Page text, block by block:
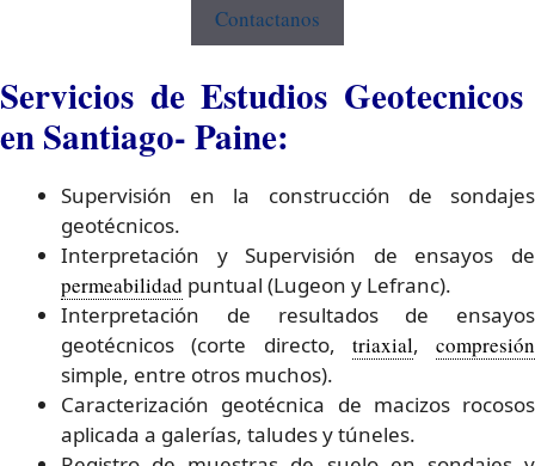
Contactanos
Servicios de Estudios Geotecnicos
en Santiago- Paine:
Supervisión en la construcción de sondajes
geotécnicos.
Interpretación y Supervisión de ensayos de
permeabilidad puntual (Lugeon y Lefranc).
Interpretación de resultados de ensayos
geotécnicos (corte directo, triaxial, compresión
simple, entre otros muchos).
Caracterización geotécnica de macizos rocosos
aplicada a galerías, taludes y túneles.